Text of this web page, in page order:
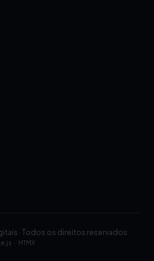
· Todos os direitos reservados
· HTMX